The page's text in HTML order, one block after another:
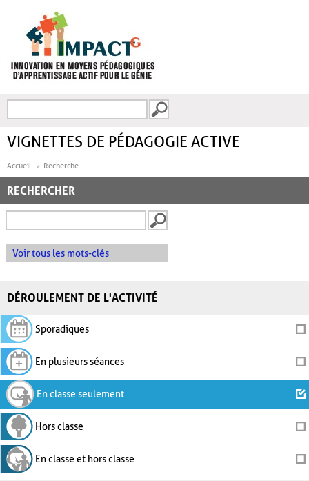
FORMULAIRE DE
VIGNETTES DE PÉDAGOGIE ACTIVE
Accueil Recherche
RECHERCHER
Voir tous les mots-clés
DÉROULEMENT DE L'ACTIVITÉ
Sporadiques
En plusieurs séances
En classe seulement
Hors classe
En classe et hors classe